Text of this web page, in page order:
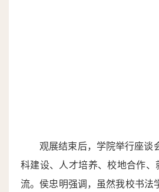
观展结束后，学院举行座谈
科建设、人才培养、校地合作
流。侯忠明强调，虽然我校书法